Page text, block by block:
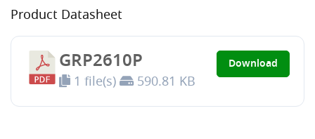
Product Datasheet
GRP2610P
1 file(s) 590.81 KB
Download